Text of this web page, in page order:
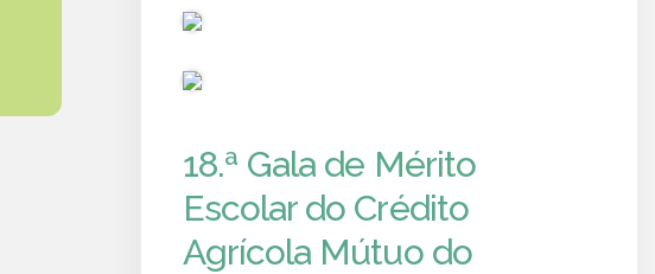
18.ª Gala de Mérito
Escolar do Crédito
Agrícola Mútuo do